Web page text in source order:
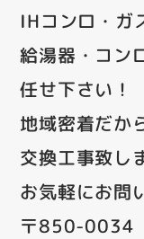
IHコンロ・ガ
給湯器・コン
任せ下さい！
地域密着だか
交換工事致し
お気軽にお問
〒850-0034